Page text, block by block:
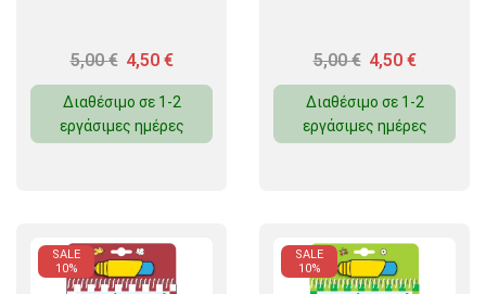
5,00€ 4,50 €
Διαθέσιμο σε 1-2
εργάσιμες ημέρες
5,00€ 4,50 €
Διαθέσιμο σε 1-2
εργάσιμες ημέρες
SALE
10%
SALE
10%